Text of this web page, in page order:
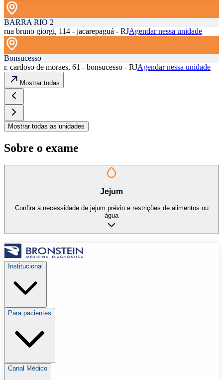
BARRA RIO 2
rua bruno giorgi, 114 - jacarepaguá - RJAgendar nessa unidade
Bonsucesso
r. cardoso de moraes, 61 - bonsucesso - RJAgendar nessa unidade
Mostrar todas
Mostrar todas as unidades
Sobre o exame
Jejum
Confira a necessidade de jejum prévio e restrições de alimentos ou
água
Institucional
Para pacientes
Canal Médico